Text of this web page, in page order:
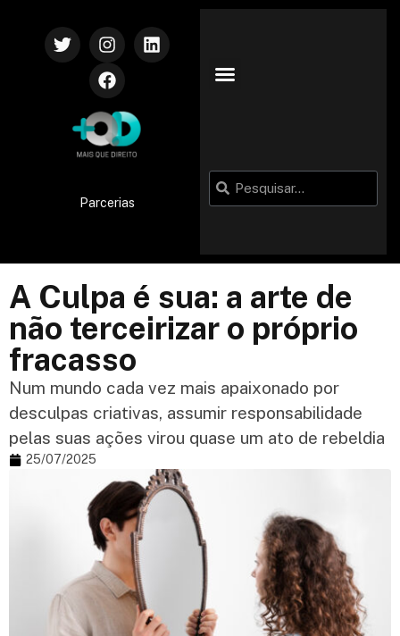
Parcerias
A Culpa é sua: a arte de
não terceirizar o próprio
fracasso
Num mundo cada vez mais apaixonado por
desculpas criativas, assumir responsabilidade
pelas suas ações virou quase um ato de rebeldia
25/07/2025